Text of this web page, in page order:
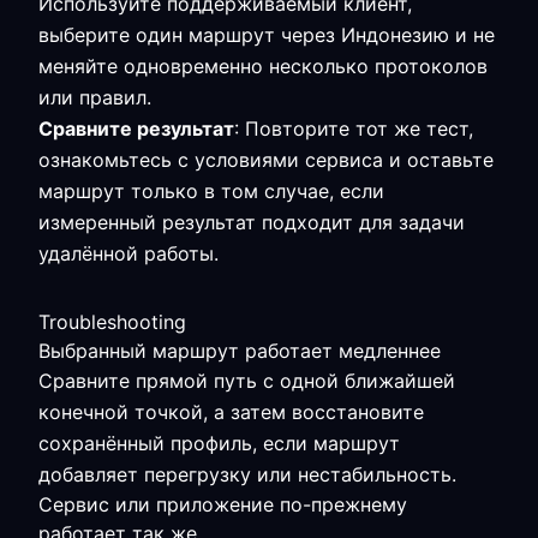
выберите один маршрут через Индонезию и не
меняйте одновременно несколько протоколов
или правил.
Сравните результат: Повторите тот же тест,
ознакомьтесь с условиями сервиса и оставьте
маршрут только в том случае, если
измеренный результат подходит для задачи
удалённой работы.
Troubleshooting
Выбранный маршрут работает медленнее
Сравните прямой путь с одной ближайшей
конечной точкой, а затем восстановите
сохранённый профиль, если маршрут
добавляет перегрузку или нестабильность.
Сервис или приложение по-прежнему
работает так же